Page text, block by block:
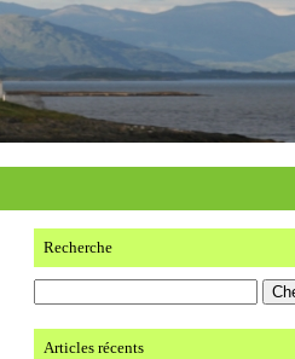
Recherche
Articles récents